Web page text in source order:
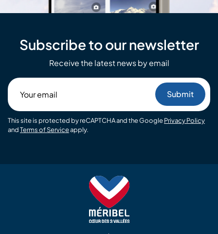
Subscribe to our newsletter
Receive the latest news by email
email
This site is protected by reCAPTCHA and the GooglePrivacy Policy
andTerms of Serviceapply.